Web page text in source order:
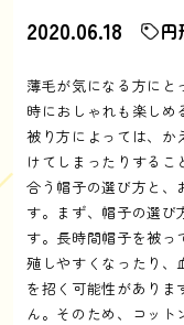
2020.06.18 円
薄毛が気になる方にと
時におしゃれも楽しめ
被り方によっては、か
けてしまったりする
合う帽子の選び方と、
す。まず、帽子の選
す。長時間帽子を被
殖しやすくなったり、
を招く可能性があり
ん。そのため、コット